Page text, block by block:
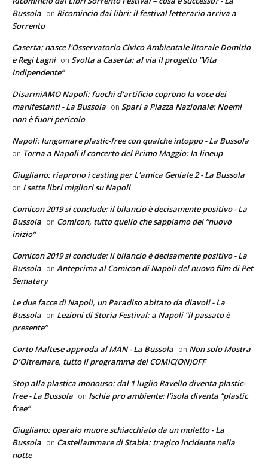
Bussola on Ricomincio dai libri: il festival letterario arriva a
Sorrento
Caserta: nasce l'Osservatorio Civico Ambientale litorale Domitio
e Regi Lagni on Svolta a Caserta: al via il progetto “Vita
Indipendente”
DisarmiAMO Napoli: fuochi d'artificio coprono la voce dei
manifestanti - La Bussola on Spari a Piazza Nazionale: Noemi
non è fuori pericolo
Napoli: lungomare plastic-free con qualche intoppo - La Bussola
on Torna a Napoli il concerto del Primo Maggio: la lineup
Giugliano: riaprono i casting per L'amica Geniale 2 - La Bussola
on I sette libri migliori su Napoli
Comicon 2019 si conclude: il bilancio è decisamente positivo - La
Bussola on Comicon, tutto quello che sappiamo del “nuovo
inizio”
Comicon 2019 si conclude: il bilancio è decisamente positivo - La
Bussola on Anteprima al Comicon di Napoli del nuovo film di Pet
Sematary
Le due facce di Napoli, un Paradiso abitato da diavoli - La
Bussola on Lezioni di Storia Festival: a Napoli “il passato è
presente”
Corto Maltese approda al MAN - La Bussola on Non solo Mostra
D’Oltremare, tutto il programma del COMIC(ON)OFF
Stop alla plastica monouso: dal 1 luglio Ravello diventa plastic-
free - La Bussola on Ischia pro ambiente: l’isola diventa “plastic
free”
Giugliano: operaio muore schiacchiato da un muletto - La
Bussola on Castellammare di Stabia: tragico incidente nella
notte